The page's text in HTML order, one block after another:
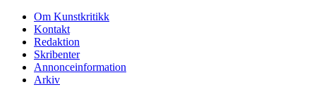
Om Kunstkritikk
Kontakt
Redaktion
Skribenter
Annonceinformation
Arkiv